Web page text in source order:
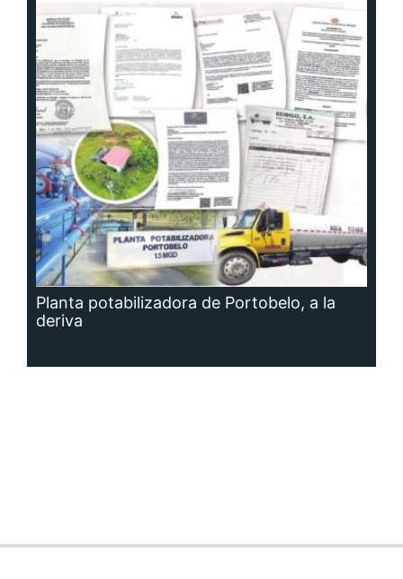
Planta potabilizadora de Portobelo, a la
deriva